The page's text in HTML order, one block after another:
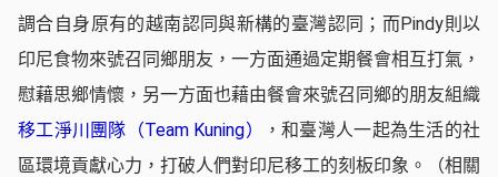
調合自身原有的越南認同與新構的臺灣認同；而Pindy則以
印尼食物來號召同鄉朋友，一方面通過定期餐會相互打氣，
慰藉思鄉情懷，另一方面也藉由餐會來號召同鄉的朋友組織
移工淨川團隊（Team Kuning）
，和臺灣人一起為生活的社
區環境貢獻心力，打破人們對印尼移工的刻板印象。（相關